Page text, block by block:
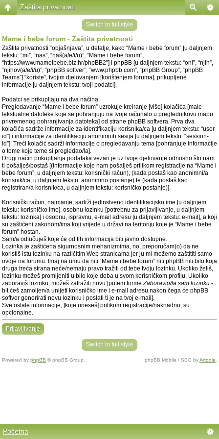
Zaštita privatnosti
Switch to full style
Mame i bebe forum - Zaštita privatnosti
Zaštita privatnosti “objašnjava”, u detalje, kako “Mame i bebe forum” [u daljnjem
tekstu: “mi”, “nas”, “naš(a/e/i/u)”, “Mame i bebe forum”,
“https://www.mameibebe.biz.hr/phpBB2”] i phpBB [u daljnjem tekstu: “oni”, “njih”,
“njihov(a/e/i/u)”, “phpBB softver”, “www.phpbb.com”, “phpBB Group”, “phpBB
Teams”] “koriste”, tvojim djelovanjem [korištenjem foruma], prikupljene
informacije [u daljnjem tekstu: tvoji podatci].
Podatci se prikupljaju na dva načina.
Pregledavanje “Mame i bebe forum” uzrokuje kreiranje [više] kolačića [male
tekstualne datoteke koje se pohranjuju na tvoje računalo u preglednikovu mapu
privremenog pohranjivanja datoteka] od strane phpBB softvera. Prva dva
kolačića sadrže informacije za identifikaciju korisnika/ca [u daljnjem tekstu: “user-
id”] i informacije za identifikaciju anonimnih sesija [u daljnjem tekstu: “session-
id”]. Treći kolačić sadrži informacije o pregledavanju tema [pohranjuje informacije
o tome koje teme si pregledao/la].
Drugi način prikupljanja podataka vezan je uz tvoje djelovanje odnosno što nam
ti pošalješ/postaš [(informacije koje nam pošalješ prilikom registracije na “Mame i
bebe forum”, u daljnjem tekstu: korisnički račun), (kada postaš kao anonimni/a
korisnik/ca, u daljnjem tekstu: anonimno postanje) te (kada postaš kao
registriran/a korisnik/ca, u daljnjem tekstu: korisničko postanje)].
Korisnički račun, najmanje, sadrži jedinstveno identifikacijsko ime [u daljnjem
tekstu: korisničko ime], osobnu lozinku [potrebnu za prijavljivanje, u daljnjem
tekstu: lozinka] i osobnu, ispravnu, e-mail adresu [u daljnjem tekstu: e-mail], a koji
su zaštićeni zakonom/ima koji vrijede u državi na teritoriju koje je “Mame i bebe
forum” hostan.
Sam/a odlučuješ koje će od tih informacija biti javno dostupne.
Lozinka je zaštićena sigurnosnim mehanizmima, no, preporučam(o) da ne
koristiš istu lozinku na različitim Web stranicama jer ju mi možemo zaštititi samo
ovdje na forumu. Imaj na umu da niti “Mame i bebe forum” niti phpBB niti bilo koja
druga treća strana neće/nemaju pravo tražiti od tebe tvoju lozinku. Ukoliko želiš,
lozinku možeš promijeniti u bilo koje doba u svom korisničkom profilu. Ukoliko
zaboraviš lozinku, možeš zatražiti novu [putem formeZaboravio/la sam lozinku -
bit ćeš zamoljen/a unijeti korisničko ime i e-mail adresu nakon čega će phpBB
softver generirati novu lozinku i poslati ti je na tvoj e-mail].
Sve ostale informacije, [koje uneseš] prilikom registracije/naknadno, su
opcionalne.
Prijavljivanje
Switch to full style
Powered by phpBB © phpBB Group. phpBB Mobile / SEO byArtodia
Početna